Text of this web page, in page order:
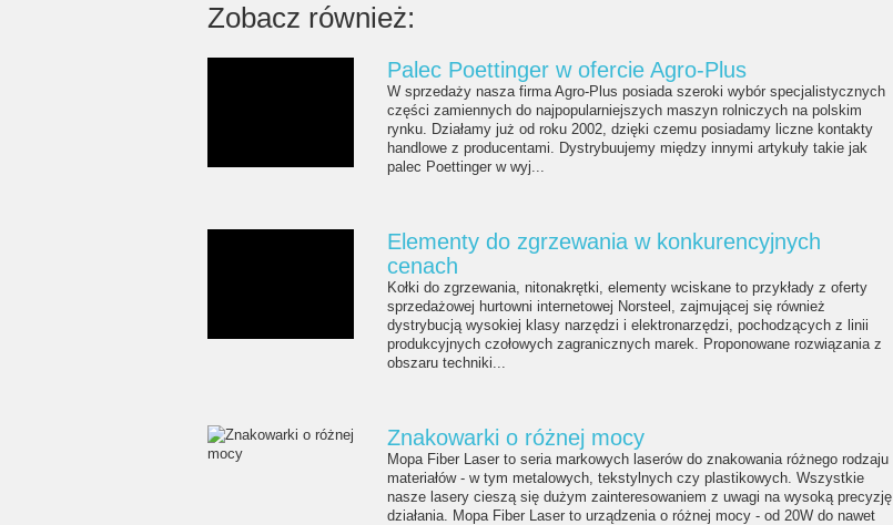
Zobacz również:
Palec Poettinger w ofercie Agro-Plus
W sprzedaży nasza firma Agro-Plus posiada szeroki wybór specjalistycznych
części zamiennych do najpopularniejszych maszyn rolniczych na polskim
rynku. Działamy już od roku 2002, dzięki czemu posiadamy liczne kontakty
handlowe z producentami. Dystrybuujemy między innymi artykuły takie jak
palec Poettinger w wyj...
Elementy do zgrzewania w konkurencyjnych
cenach
Kołki do zgrzewania, nitonakrętki, elementy wciskane to przykłady z oferty
sprzedażowej hurtowni internetowej Norsteel, zajmującej się również
dystrybucją wysokiej klasy narzędzi i elektronarzędzi, pochodzących z linii
produkcyjnych czołowych zagranicznych marek. Proponowane rozwiązania z
obszaru techniki...
Znakowarki o różnej mocy
Mopa Fiber Laser to seria markowych laserów do znakowania różnego rodzaju
materiałów - w tym metalowych, tekstylnych czy plastikowych. Wszystkie
nasze lasery cieszą się dużym zainteresowaniem z uwagi na wysoką precyzję
działania. Mopa Fiber Laser to urządzenia o różnej mocy - od 20W do nawet